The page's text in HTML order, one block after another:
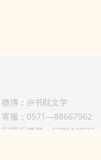
微博：@书耽文学
客服：0571—88667962
问题反馈群：630611933